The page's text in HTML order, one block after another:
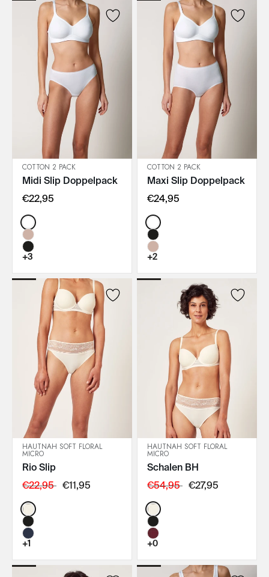
IN DEN WARENKORB
COTTON 2 PACK
Midi Slip Doppelpack
€22,95
Color:
+3
IN DEN WARENKORB
COTTON 2 PACK
Maxi Slip Doppelpack
€24,95
Color:
+2
HAUTNAH SOFT FLORAL
MICRO
Rio Slip
€22,95 €11,95
Color:
+1
HAUTNAH SOFT FLORAL
MICRO
Schalen BH
€54,95 €27,95
Color:
+0